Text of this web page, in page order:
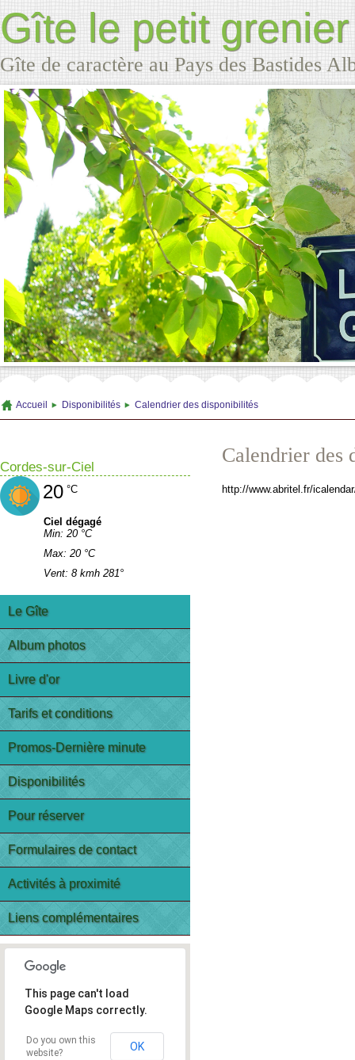
Gîte le petit grenier
Gîte de caractère au Pays des Bastides
Accueil Disponibilités Calendrier des disponibilités
Calendrier des
http://www.abritel.fr/
Cordes-sur-Ciel
20 °C
Ciel dégagé
Min: 20 °C
Max: 20 °C
Vent: 8 kmh 281°
Le Gîte
Album photos
Livre d'or
Tarifs et conditions
Promos-Dernière minute
Disponibilités
Pour réserver
Formulaires de contact
Activités à proximité
Liens complémentaires
This page can't load
Google Maps correctly.
Do you own this
website?
OK